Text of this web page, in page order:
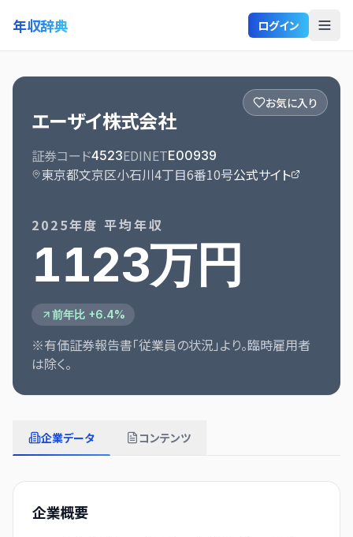
年収辞典 ログイン
お気に入り
エーザイ株式会社
証券コード4523EDINETE00939
東京都文京区小石川4丁目6番10号公式サイト
2025年度 平均年収
1123万円
前年比 +6.4%
※有価証券報告書「従業員の状況」より。臨時雇用者
は除く。
企業データ コンテンツ
企業概要